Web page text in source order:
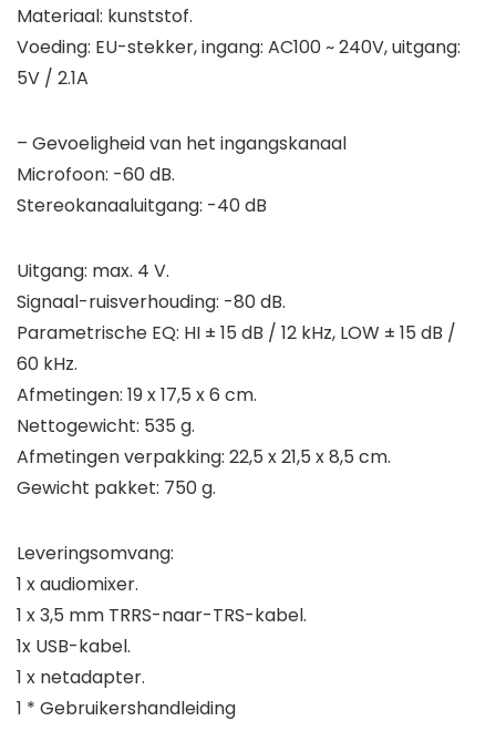
Materiaal: kunststof.
Voeding: EU-stekker, ingang: AC100 ~ 240V, uitgang:
5V / 2.1A
– Gevoeligheid van het ingangskanaal
Microfoon: -60 dB.
Stereokanaaluitgang: -40 dB
Uitgang: max. 4 V.
Signaal-ruisverhouding: -80 dB.
Parametrische EQ: HI ± 15 dB / 12 kHz, LOW ± 15 dB /
60 kHz.
Afmetingen: 19 x 17,5 x 6 cm.
Nettogewicht: 535 g.
Afmetingen verpakking: 22,5 x 21,5 x 8,5 cm.
Gewicht pakket: 750 g.
Leveringsomvang:
1 x audiomixer.
1 x 3,5 mm TRRS-naar-TRS-kabel.
1x USB-kabel.
1 x netadapter.
1 * Gebruikershandleiding